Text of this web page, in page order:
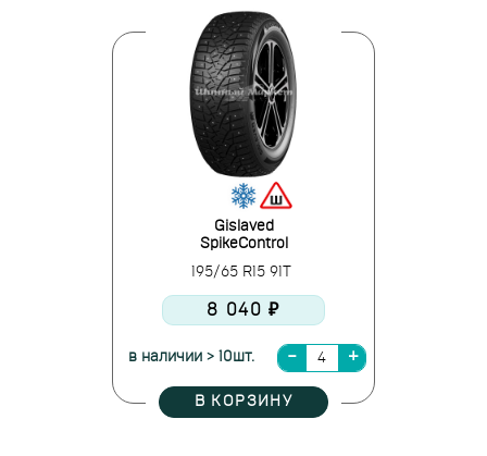
Gislaved
SpikeControl
195/65 R15 91T
8 040 ₽
в наличии > 10шт.
В КОРЗИНУ